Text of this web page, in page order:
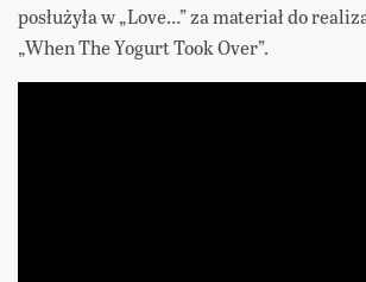
posłużyła w „Love…” za materiał do
„When The Yogurt Took Over”.